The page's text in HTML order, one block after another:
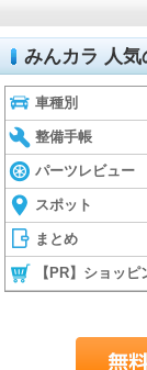
みんカラ 人気
車種別
整備手帳
パーツレビュー
スポット
まとめ
【PR】ショッピ